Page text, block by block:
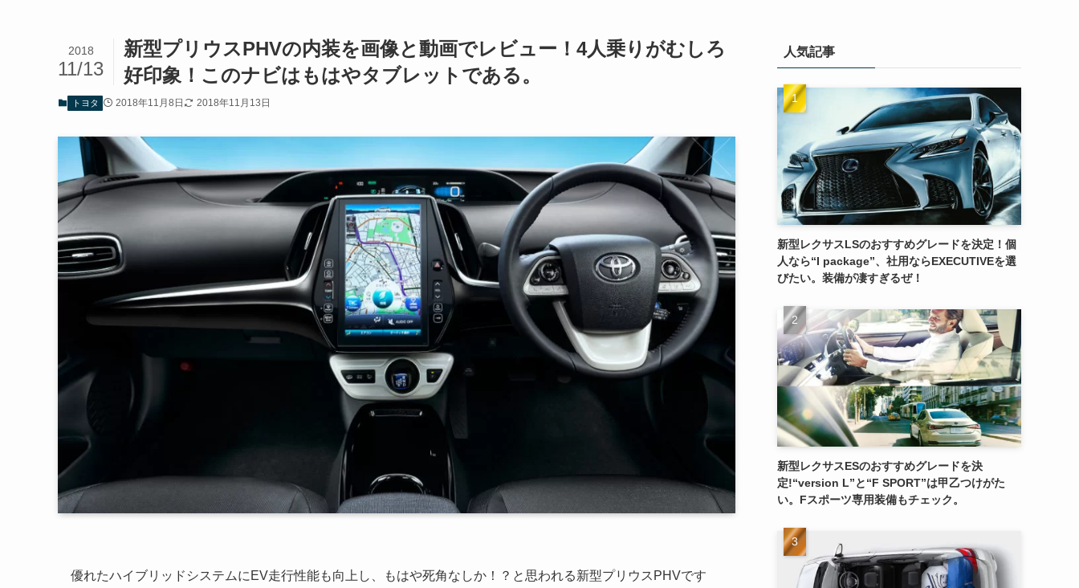
新型プリウスPHVの内装を画像と動画でレビュー！4人乗りがむしろ
好印象！このナビはもはやタブレットである。
2018
11/13
トヨタ 2018年11月8日 2018年11月13日
優れたハイブリッドシステムにEV走行性能も向上し、もはや死角なしか！？と思われる新型プリウスPHVです
人気記事
新型レクサスLSのおすすめグレードを決定！個
人なら“I package”、社用ならEXECUTIVEを選
びたい。装備が凄すぎるぜ！
新型レクサスESのおすすめグレードを決
定!“version L”と“F SPORT”は甲乙つけがた
い。Fスポーツ専用装備もチェック。